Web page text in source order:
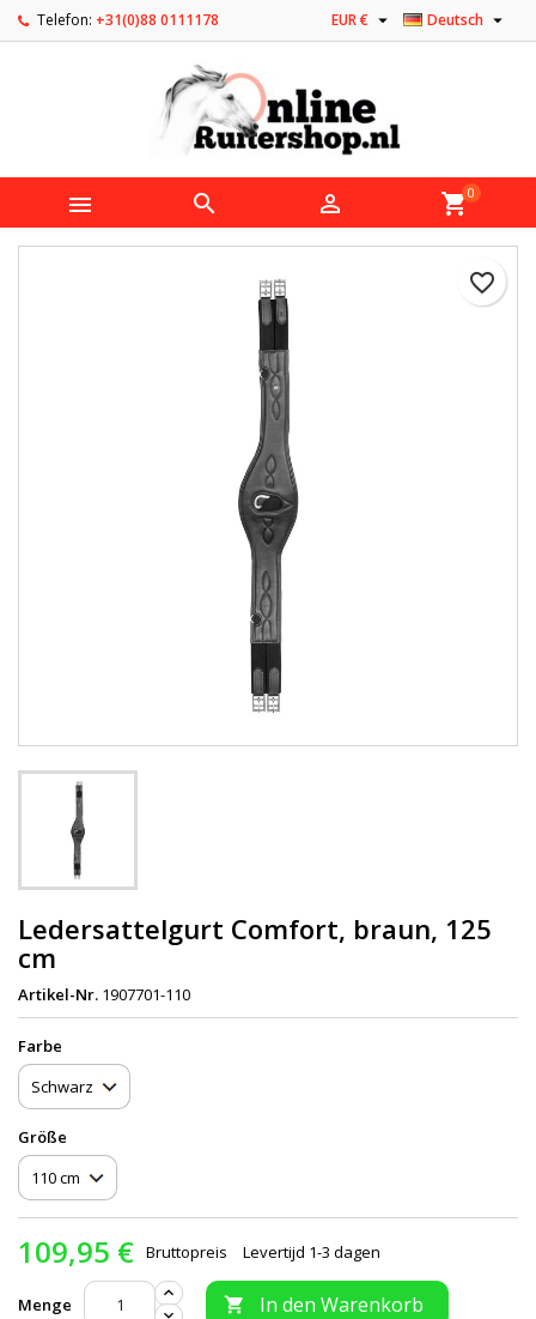
Telefon: +31(0)88 0111178 Deutsch 
EUR € 
   shopping_cart0
favorite_border
Ledersattelgurt Comfort, braun, 125
cm
Artikel-Nr. 1907701-110
Farbe
Größe
109,95 € Bruttopreis Levertijd 1-3 dagen
Menge  In den Warenkorb